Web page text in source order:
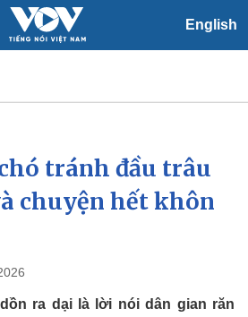
English
Xã hội
Tin 24h
Dự báo thời tiết
tránh đầu trâu
chuyện hết khôn
ra dại là lời nói dân gian răn